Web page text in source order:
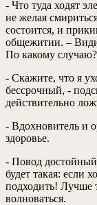
- Что туда ходят
не желая
состоится, и
общежитии. –
По какому
- Скажите, что я
бессрочный, -
действительно
- Вдохновитель и
здоровье.
- Повод
будет такая: если
подходить! Лучше
волноваться.